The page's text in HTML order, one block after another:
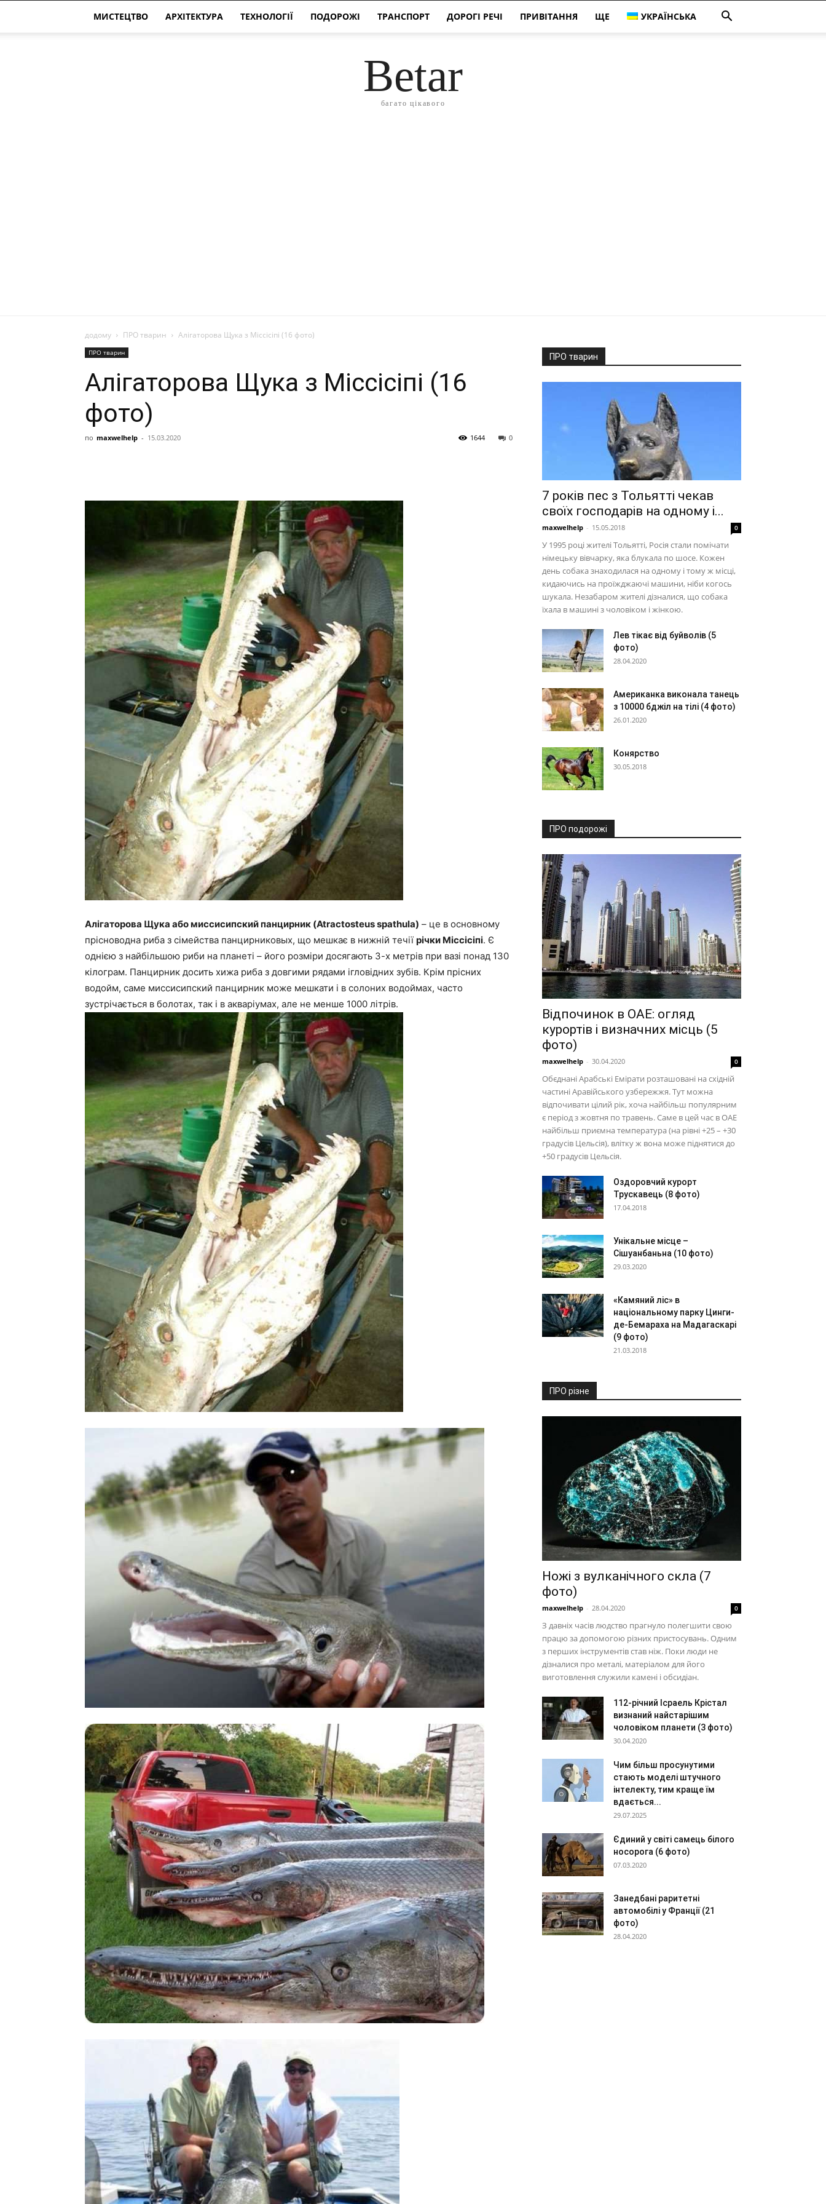
МИСТЕЦТВО АРХІТЕКТУРА ТЕХНОЛОГІЇ ПОДОРОЖІ ТРАНСПОРТ ДОРОГІ РЕЧІ ПРИВІТАННЯ ЩЕ УКРАЇНСЬКА
Betar
багато цікавого
додому ПРО тварин Алігаторова Щука з Міссісіпі (16 фото)
ПРО тварин
Алігаторова Щука з Міссісіпі (16
фото)
по maxwelhelp - 15.03.2020 0
1644
Алігаторова Щука або миссисипский панцирник (Atractosteus spathula) – це в основному
прісноводна риба з сімейства панцирниковых, що мешкає в нижній течії річки Міссісіпі. Є
однією з найбільшою риби на планеті – його розміри досягають 3-х метрів при вазі понад 130
кілограм. Панцирник досить хижа риба з довгими рядами ігловідних зубів. Крім прісних
водойм, саме миссисипский панцирник може мешкати і в солоних водоймах, часто
зустрічається в болотах, так і в акваріумах, але не менше 1000 літрів.
ПРО тварин
7 років пес з Тольятті чекав
своїх господарів на одному і...
maxwelhelp - 15.05.2018 0
У 1995 році жителі Тольятті, Росія стали помічати
німецьку вівчарку, яка блукала по шосе. Кожен
день собака знаходилася на одному і тому ж місці,
кидаючись на проїжджаючі машини, ніби когось
шукала. Незабаром жителі дізналися, що собака
їхала в машині з чоловіком і жінкою.
Лев тікає від буйволів (5
фото)
28.04.2020
Американка виконала танець
з 10000 бджіл на тілі (4 фото)
26.01.2020
Конярство
30.05.2018
ПРО подорожі
Відпочинок в ОАЕ: огляд
курортів і визначних місць (5
фото)
maxwelhelp - 30.04.2020 0
Обєднані Арабські Емірати розташовані на східній
частині Аравійського узбережжя. Тут можна
відпочивати цілий рік, хоча найбільш популярним
є період з жовтня по травень. Саме в цей час в ОАЕ
найбільш приємна температура (на рівні +25 – +30
градусів Цельсія), влітку ж вона може піднятися до
+50 градусів Цельсія.
Оздоровчий курорт
Трускавець (8 фото)
17.04.2018
Унікальне місце –
Сішуанбаньна (10 фото)
29.03.2020
«Камяний ліс» в
національному парку Цинги-
де-Бемараха на Мадагаскарі
(9 фото)
21.03.2018
ПРО різне
Ножі з вулканічного скла (7
фото)
maxwelhelp - 28.04.2020 0
З давніх часів людство прагнуло полегшити свою
працю за допомогою різних пристосувань. Одним
з перших інструментів став ніж. Поки люди не
дізналися про металі, матеріалом для його
виготовлення служили камені і обсидіан.
112-річний Ісраель Крістал
визнаний найстарішим
чоловіком планети (3 фото)
30.04.2020
Чим більш просунутими
стають моделі штучного
інтелекту, тим краще їм
вдається...
29.07.2025
Єдиний у світі самець білого
носорога (6 фото)
07.03.2020
Занедбані раритетні
автомобілі у Франції (21
фото)
28.04.2020